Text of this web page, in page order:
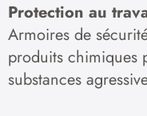
Protection au
Armoires de
produits chimiques
substances